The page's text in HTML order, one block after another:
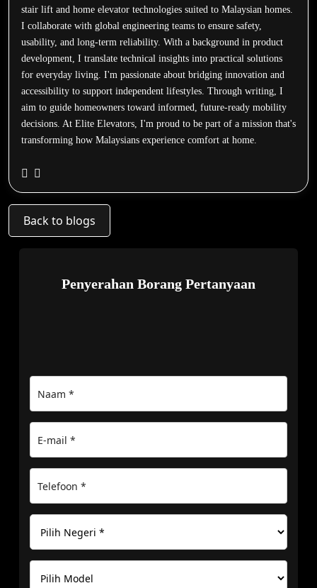
stair lift and home elevator technologies suited to Malaysian homes.
I collaborate with global engineering teams to ensure safety,
usability, and long-term reliability. With a background in product
development, I translate technical insights into practical solutions
for everyday living. I'm passionate about bridging innovation and
accessibility to support independent lifestyles. Through writing, I
aim to guide homeowners toward informed, future-ready mobility
decisions. At Elite Elevators, I'm proud to be part of a mission that's
transforming how Malaysians experience comfort at home.
Back to blogs
Penyerahan Borang Pertanyaan